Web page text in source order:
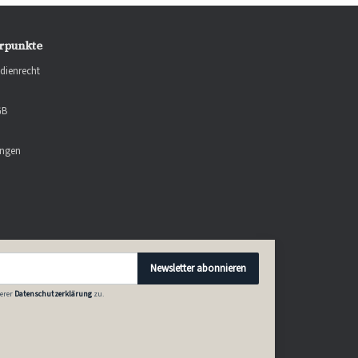
Newsletter abonnieren
Datenschutzerklärung zu.